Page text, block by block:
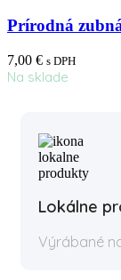
Prírodná
7,00 € s DPH
Na sklade
Lokálne
Výrábané